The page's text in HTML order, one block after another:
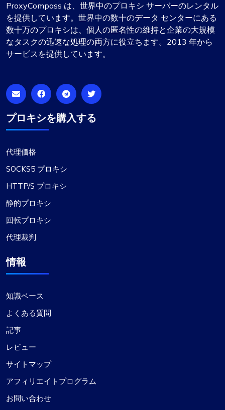
ProxyCompass は、世界中のプロキシ サーバーのレンタル
を提供しています。世界中の数十のデータ センターにある
数十万のプロキシは、個人の匿名性の維持と企業の大規模
なタスクの迅速な処理の両方に役立ちます。2013 年から
サービスを提供しています。
プロキシを購入する
代理価格
SOCKS5 プロキシ
HTTP/S プロキシ
静的プロキシ
回転プロキシ
代理裁判
情報
知識ベース
よくある質問
記事
レビュー
サイトマップ
アフィリエイトプログラム
お問い合わせ